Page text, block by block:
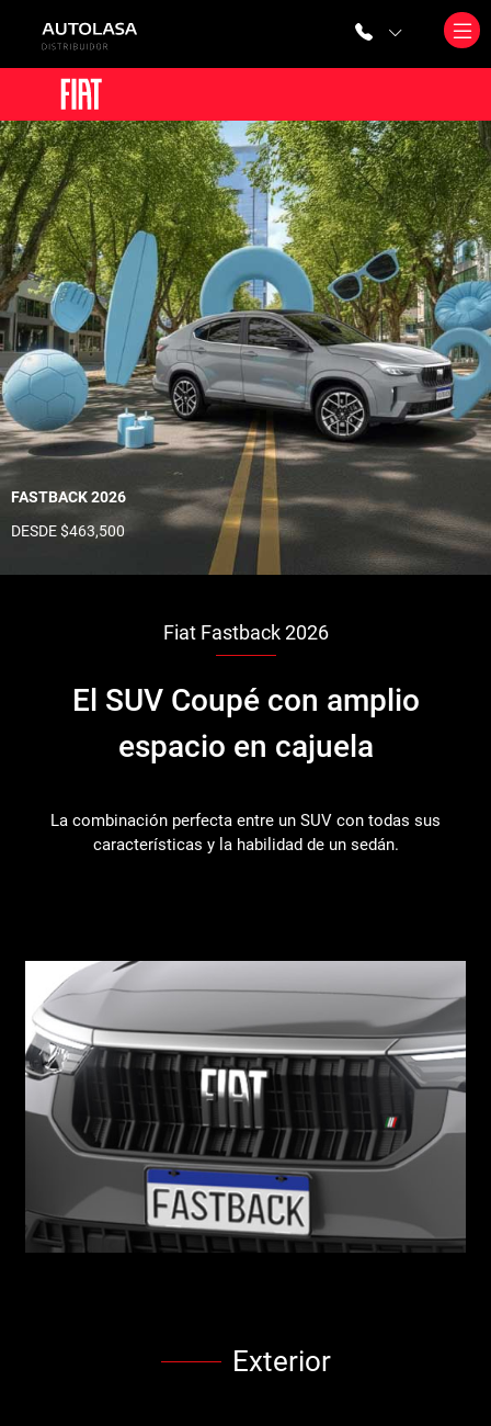
FASTBACK 2026
DESDE $463,500
Fiat Fastback 2026
El SUV Coupé con amplio
espacio en cajuela
La combinación perfecta entre un SUV con todas sus
características y la habilidad de un sedán.
Exterior